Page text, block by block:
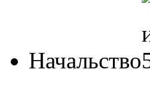
Начальство